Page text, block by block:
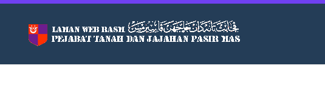
Skip to main content